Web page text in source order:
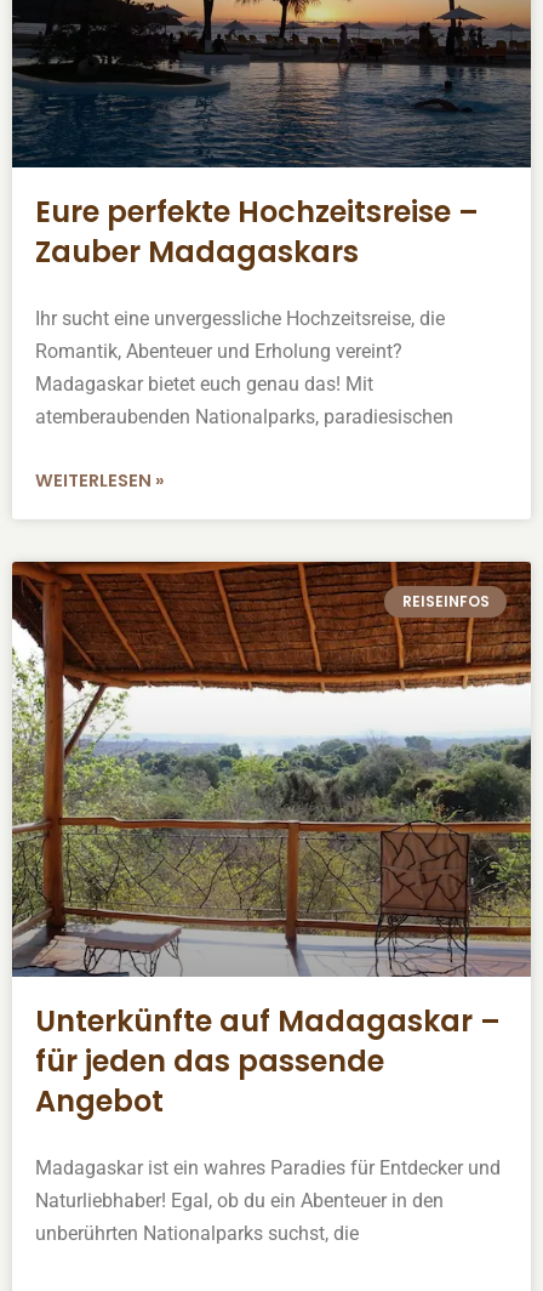
Eure perfekte Hochzeitsreise –
Zauber Madagaskars
Ihr sucht eine unvergessliche Hochzeitsreise, die
Romantik, Abenteuer und Erholung vereint?
Madagaskar bietet euch genau das! Mit
atemberaubenden Nationalparks, paradiesischen
WEITERLESEN »
REISEINFOS
Unterkünfte auf Madagaskar –
für jeden das passende
Angebot
Madagaskar ist ein wahres Paradies für Entdecker und
Naturliebhaber! Egal, ob du ein Abenteuer in den
unberührten Nationalparks suchst, die